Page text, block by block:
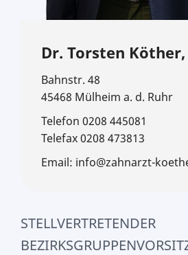
Dr. Torsten Köther,
Bahnstr. 48
45468 Mülheim a. d. Ruhr
Telefon 0208 445081
Telefax 0208 473813
Email: info@zahnarzt-
STELLVERTRETENDER